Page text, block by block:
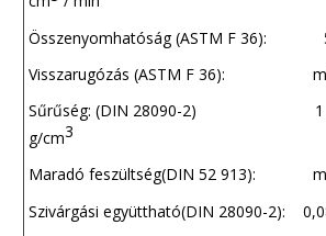
Összenyomhatóság (ASTM F 36):
Visszarugózás (ASTM F 36):
Sűrűség: (DIN 28090-2) 1
g/cm3
Maradó feszültség(DIN 52 913):
Szivárgási együttható(DIN 28090-2):